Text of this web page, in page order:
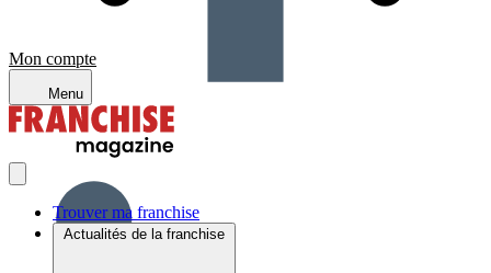
Mon compte
Menu
Trouver ma franchise
Actualités de la franchise